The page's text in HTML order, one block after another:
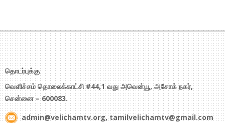
தொடர்புக்கு
வெளிச்சம் தொலைக்காட்சி #44,1 வது அவென்யூ, அசோக் நகர்,
சென்னை – 600083.
admin@velichamtv.org, tamilvelichamtv@gmail.com